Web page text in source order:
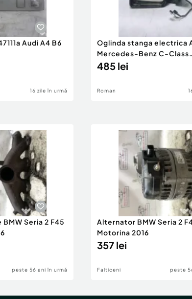
Audi A4 B6
16 zile în urmă
Oglinda stanga electrica
Mercedes-Benz C-Class
W204/S204 [200
485 lei
Roman
Seria 2 F45
peste 56 ani în urmă
Alternator BMW Seria 2
Motorina 2016
357 lei
Falticeni peste